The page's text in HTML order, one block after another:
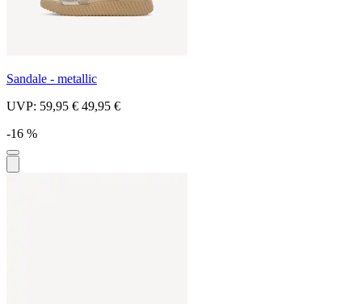
Sandale - metallic
UVP: 59,95 € 49,95 €
-16 %